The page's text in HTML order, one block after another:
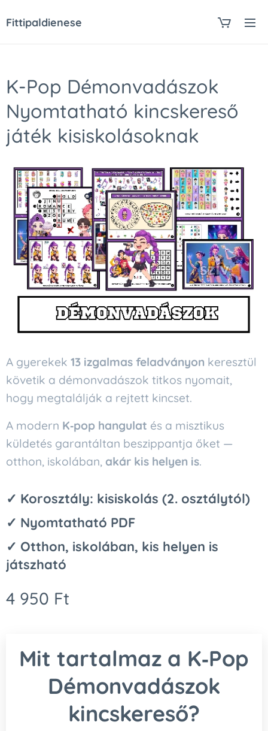
Fittipaldienese
K-Pop Démonvadászok
Nyomtatható kincskereső
játék kisiskolásoknak
A gyerekek 13 izgalmas feladványon keresztül
követik a démonvadászok titkos nyomait,
hogy megtalálják a rejtett kincset.
A modern K‑pop hangulat és a misztikus
küldetés garantáltan beszippantja őket —
otthon, iskolában, akár kis helyen is.
✓ Korosztály: kisiskolás (2. osztálytól)
✓ Nyomtatható PDF
✓ Otthon, iskolában, kis helyen is
játszható
4 950 Ft
Mit tartalmaz a K‑Pop
Démonvadászok
kincskereső?